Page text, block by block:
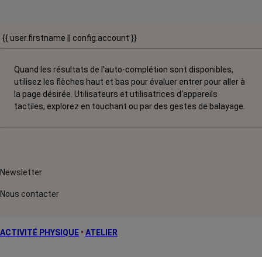
{{ user.firstname || config.account }}
Quand les résultats de l'auto-complétion sont disponibles,
utilisez les flèches haut et bas pour évaluer entrer pour aller à
la page désirée. Utilisateurs et utilisatrices d‘appareils
tactiles, explorez en touchant ou par des gestes de balayage.
Newsletter
Nous contacter
ACTIVITÉ PHYSIQUE • ATELIER